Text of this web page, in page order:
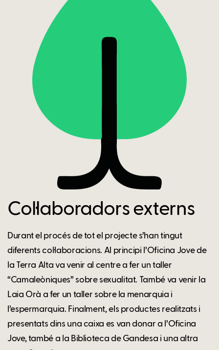
Col·laboradors externs
Durant el procés de tot el projecte s’han tingut
diferents col·laboracions. Al principi l’Oficina Jove de
la Terra Alta va venir al centre a fer un taller
“Camaleòniques” sobre sexualitat. També va venir la
Laia Orà a fer un taller sobre la menarquia i
l’espermarquia. Finalment, els productes realitzats i
presentats dins una caixa es van donar a l’Oficina
Jove, també a la Biblioteca de Gandesa i una altra